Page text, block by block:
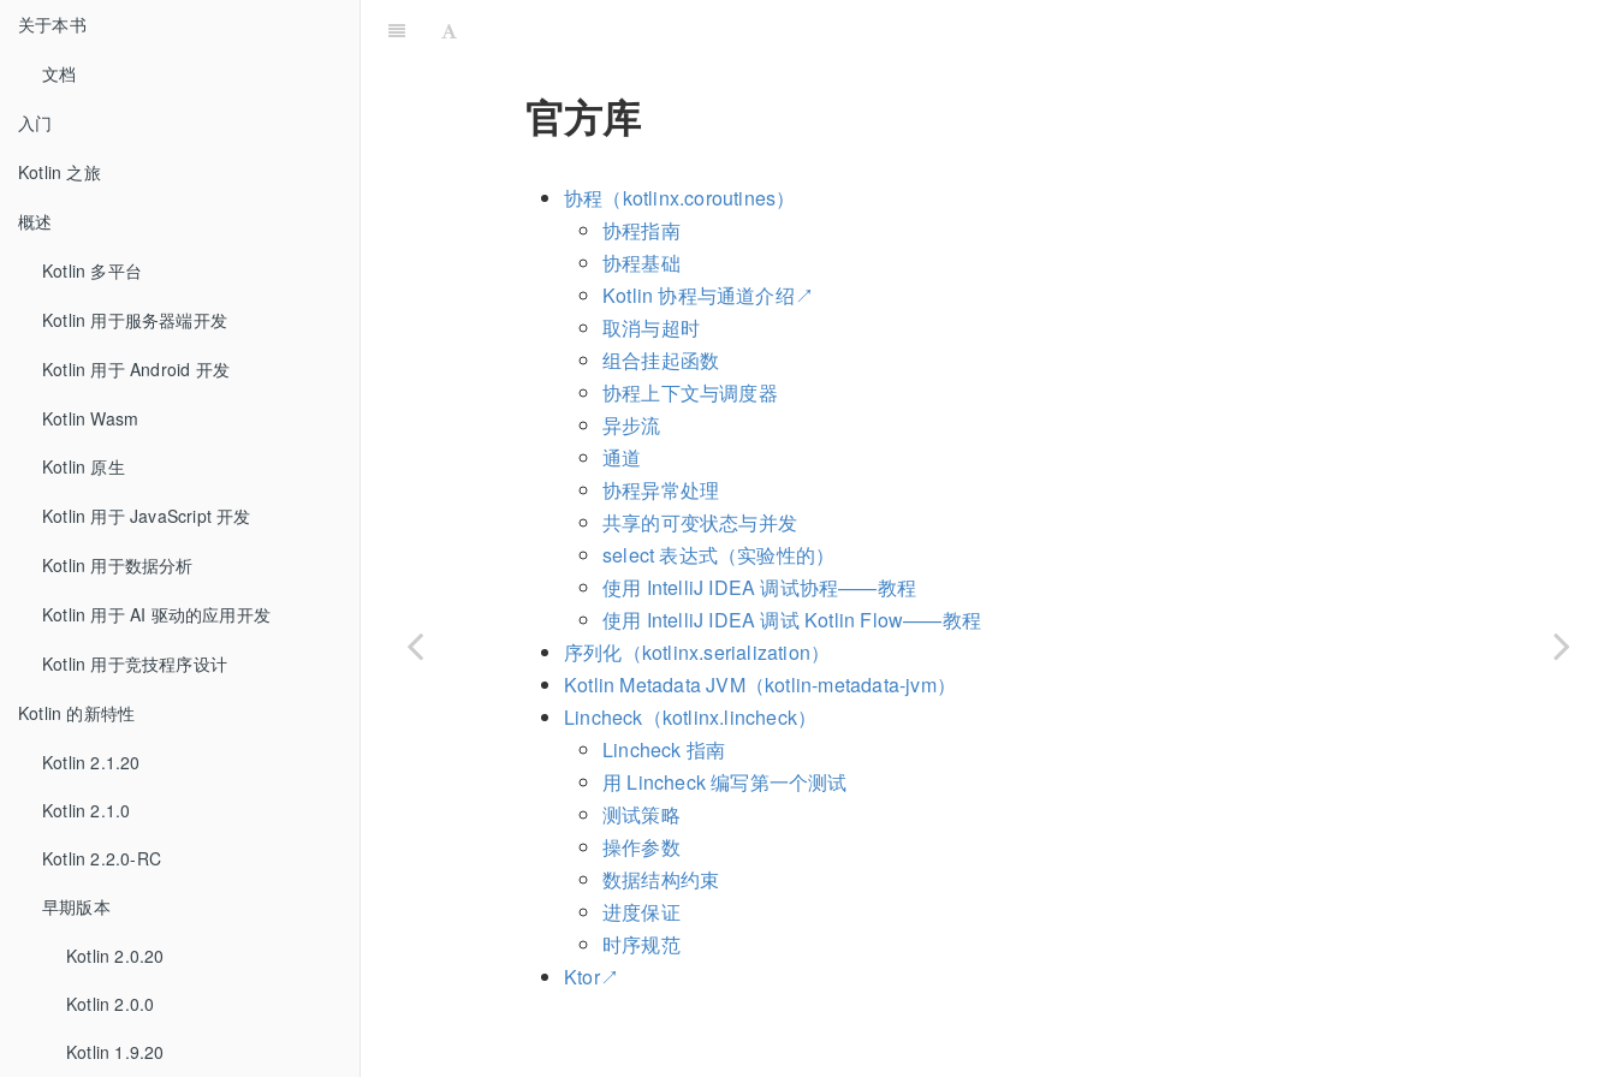
关于本书
文档
入门
Kotlin 之旅
概述
Kotlin 多平台
Kotlin 用于服务器端开发
Kotlin 用于 Android 开发
Kotlin Wasm
Kotlin 原生
Kotlin 用于 JavaScript 开发
Kotlin 用于数据分析
Kotlin 用于 AI 驱动的应用开发
Kotlin 用于竞技程序设计
Kotlin 的新特性
Kotlin 2.1.20
Kotlin 2.1.0
Kotlin 2.2.0-RC
早期版本
Kotlin 2.0.20
Kotlin 2.0.0
Kotlin 1.9.20
官方库
协程（kotlinx.coroutines）
协程指南
协程基础
Kotlin 协程与通道介绍↗︎
取消与超时
组合挂起函数
协程上下文与调度器
异步流
通道
协程异常处理
共享的可变状态与并发
select 表达式（实验性的）
使用 IntelliJ IDEA 调试协程——教程
使用 IntelliJ IDEA 调试 Kotlin Flow——教程
序列化（kotlinx.serialization）
Kotlin Metadata JVM（kotlin-metadata-jvm）
Lincheck（kotlinx.lincheck）
Lincheck 指南
用 Lincheck 编写第一个测试
测试策略
操作参数
数据结构约束
进度保证
时序规范
Ktor↗︎